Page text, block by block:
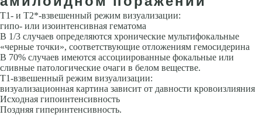
Т1- и Т2*-взвешенный режим визуализации:
гипо- или изоинтенсивная гематома
В 1/3 случаев определяются хронические мультифокальные
«черные точки», соответствующие отложениям гемосидерина
В 70% случаев имеются ассоциированные фокальные или
сливные патологи­ческие очаги в белом веществе.
Т1-взвешенный режим визуализации:
визуализационная картина зави­сит от давности кровоизлияния
Исходная гипоинтенсивность
Позд­няя гиперинтенсивность.